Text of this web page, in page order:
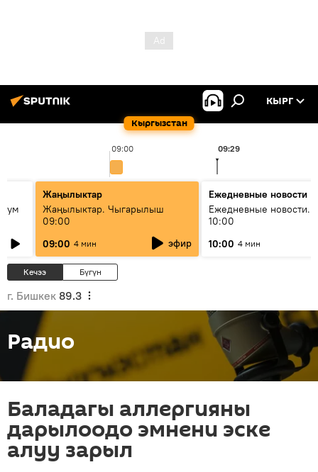
Кыргызстан
КЫРГ
09:00 09:29
Жаңылыктар
Жаңылыктар. Чыгарылыш
09:00
09:00 4 мин эфир
Ежедневные новости
Ежедневные новости.
10:00
10:00 4 мин
Кечээ Бүгүн
г. Бишкек 89.3
Радио
Баладагы аллергияны
дарылоодо эмнени эске
алуу зарыл